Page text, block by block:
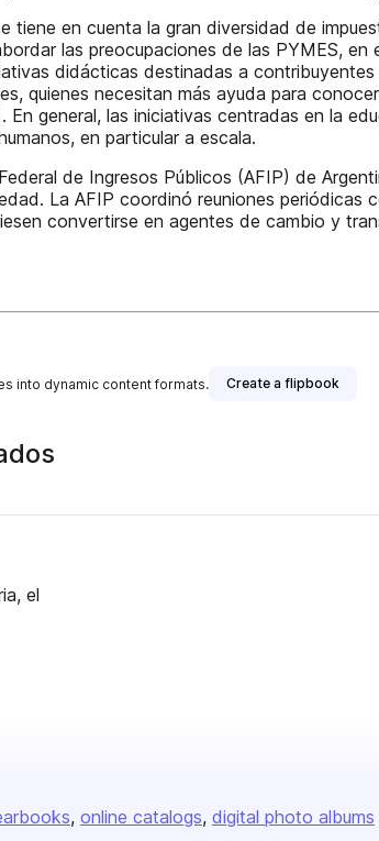
tiene en cuenta la gran diversidad de
las preocupaciones de las PYMES, en
didácticas destinadas a
quienes necesitan más ayuda para
general, las iniciativas centradas en la
en particular a escala.
de Ingresos Públicos (AFIP) de
La AFIP coordinó reuniones
convertirse en agentes de cambio y
into dynamic content formats. Create a flipbook
el
online catalogs digital photo albums